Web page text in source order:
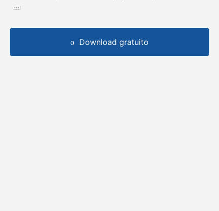
Download gratuito